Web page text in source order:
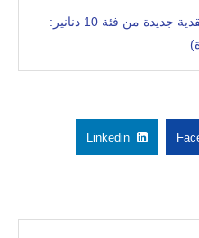
البنك المركززي يُطلق ورقة نقدية جديدة من فئة 10 دنانير:
Linkedin